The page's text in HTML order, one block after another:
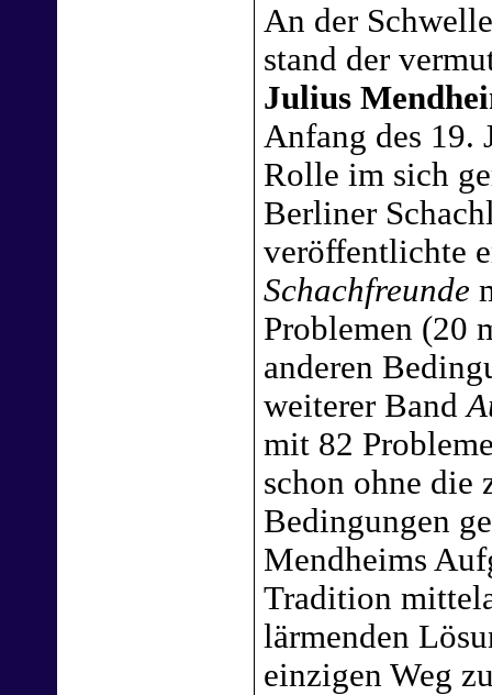
An der
stand der
Julius
Anfang des 19.
Rolle im sich
Berliner
veröffentlichte
Schachfreunde
Problemen (20
anderen
weiterer Band
mit 82
schon ohne die
Bedingungen
Mendheims
Tradition
lärmenden
einzigen Weg